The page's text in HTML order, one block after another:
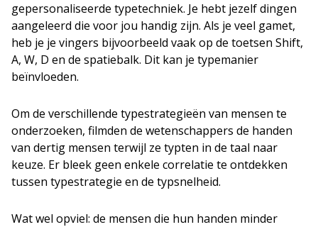
gepersonaliseerde typetechniek. Je hebt jezelf dingen
aangeleerd die voor jou handig zijn. Als je veel gamet,
heb je je vingers bijvoorbeeld vaak op de toetsen Shift,
A, W, D en de spatiebalk. Dit kan je typemanier
beïnvloeden.
Om de verschillende typestrategieën van mensen te
onderzoeken, filmden de wetenschappers de handen
van dertig mensen terwijl ze typten in de taal naar
keuze. Er bleek geen enkele correlatie te ontdekken
tussen typestrategie en de typsnelheid.
Wat wel opviel: de mensen die hun handen minder